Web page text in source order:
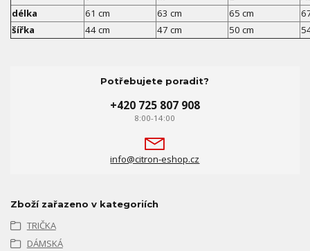
délka
61 cm 63 cm 65 cm
šířka
44 cm 47 cm 50 cm
Potřebujete poradit?
+420 725 807 908
8:00-14:00
info@citron-eshop.cz
Zboží zařazeno v kategoriích
TRIČKA
DÁMSKÁ